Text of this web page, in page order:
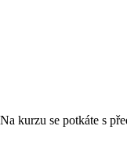
Na kurzu se potkáte s